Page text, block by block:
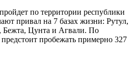
по территории республики
привал на 7 базах жизни: Рутул,
Бежта, Цунта и Агвали. По
пробежать примерно 327